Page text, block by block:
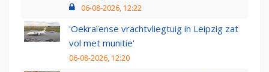
06-08-2026, 12:22
'Oekraïense vrachtvliegtuig in Leipzig zat
vol met munitie'
06-08-2026, 12:20